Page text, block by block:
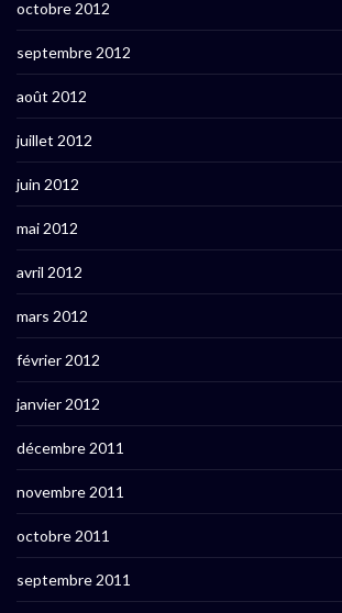
octobre 2012
septembre 2012
août 2012
juillet 2012
juin 2012
mai 2012
avril 2012
mars 2012
février 2012
janvier 2012
décembre 2011
novembre 2011
octobre 2011
septembre 2011